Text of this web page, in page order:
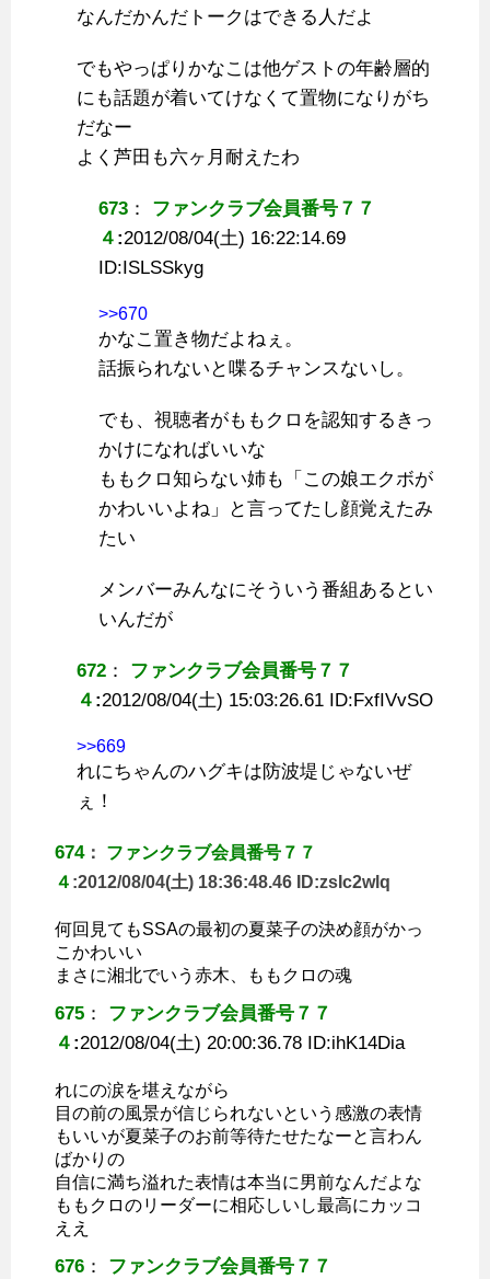
なんだかんだトークはできる人だよ
でもやっぱりかなこは他ゲストの年齢層的
にも話題が着いてけなくて置物になりがち
だなー
よく芦田も六ヶ月耐えたわ
673 ： ファンクラブ会員番号７７
４ :2012/08/04(土) 16:22:14.69
ID:ISLSSkyg
>>670
かなこ置き物だよねぇ。
話振られないと喋るチャンスないし。
でも、視聴者がももクロを認知するきっ
かけになればいいな
ももクロ知らない姉も「この娘エクボが
かわいいよね」と言ってたし顔覚えたみ
たい
メンバーみんなにそういう番組あるとい
いんだが
672 ： ファンクラブ会員番号７７
４ :2012/08/04(土) 15:03:26.61 ID:FxfIVvSO
>>669
れにちゃんのハグキは防波堤じゃないぜ
ぇ！
674： ファンクラブ会員番号７７
４ :2012/08/04(土) 18:36:48.46 ID:zsIc2wlq
何回見てもSSAの最初の夏菜子の決め顔がかっ
こかわいい
まさに湘北でいう赤木、ももクロの魂
675 ： ファンクラブ会員番号７７
４ :2012/08/04(土) 20:00:36.78 ID:ihK14Dia
れにの涙を堪えながら
目の前の風景が信じられないという感激の表情
もいいが夏菜子のお前等待たせたなーと言わん
ばかりの
自信に満ち溢れた表情は本当に男前なんだよな
ももクロのリーダーに相応しいし最高にカッコ
ええ
676 ： ファンクラブ会員番号７７